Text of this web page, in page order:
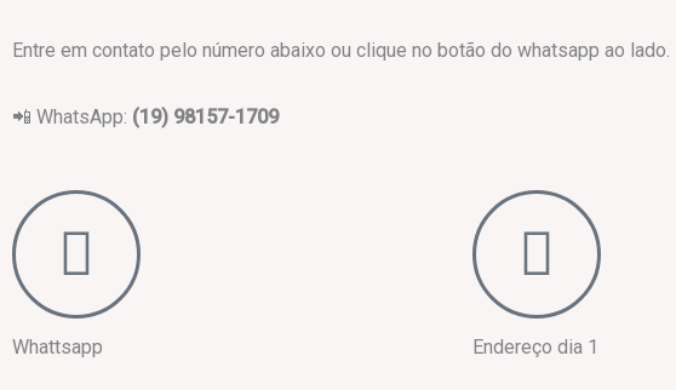
Entre em contato pelo número abaixo ou clique no botão do whatsapp ao lado.
📲 WhatsApp: (19) 98157-1709
Whattsapp Endereço dia 1